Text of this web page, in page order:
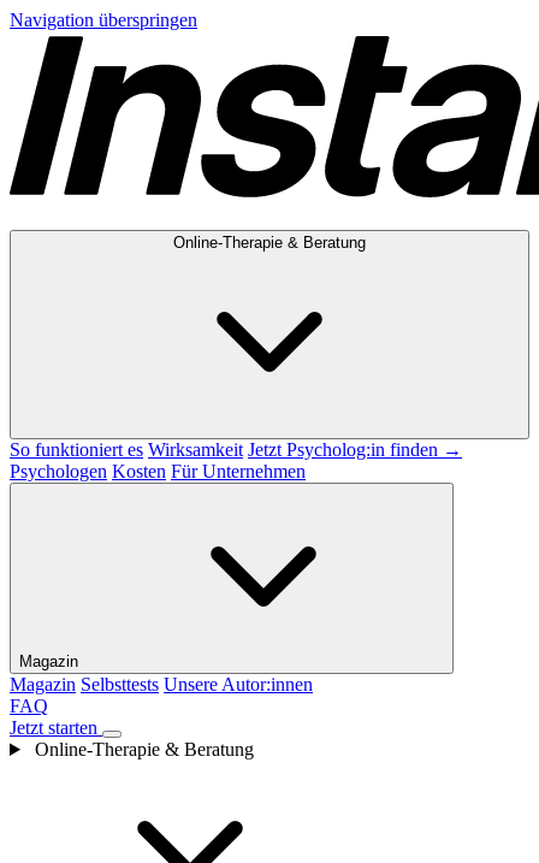
Navigation überspringen
Online-Therapie & Beratung
So funktioniert es Wirksamkeit Jetzt Psycholog:in finden →
Psychologen Kosten Für Unternehmen
Magazin
Magazin Selbsttests Unsere Autor:innen
FAQ
Jetzt starten
Online-Therapie & Beratung